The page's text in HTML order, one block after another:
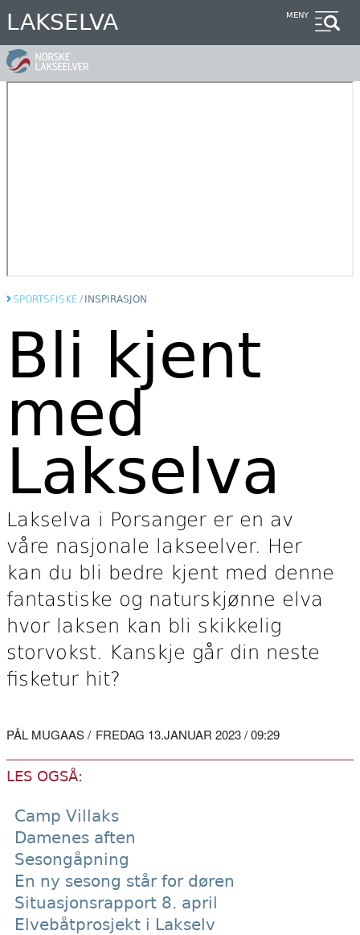
Hopp
til
hovedinnhold
LAKSELVA MENY
SPORTSFISKE / INSPIRASJON
Bli kjent
med
Lakselva
Lakselva i Porsanger er en av
våre nasjonale lakseelver. Her
kan du bli bedre kjent med denne
fantastiske og naturskjønne elva
hvor laksen kan bli skikkelig
storvokst. Kanskje går din neste
fisketur hit?
PÅL MUGAAS FREDAG 13.JANUAR 2023 / 09:29
LES OGSÅ:
Camp Villaks
Damenes aften
Sesongåpning
En ny sesong står for døren
Situasjonsrapport 8. april
Elvebåtprosjekt i Lakselv